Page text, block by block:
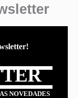
NOVEDADES